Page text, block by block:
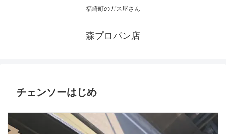
福崎町のガス屋さん
森プロパン店
チェンソーはじめ